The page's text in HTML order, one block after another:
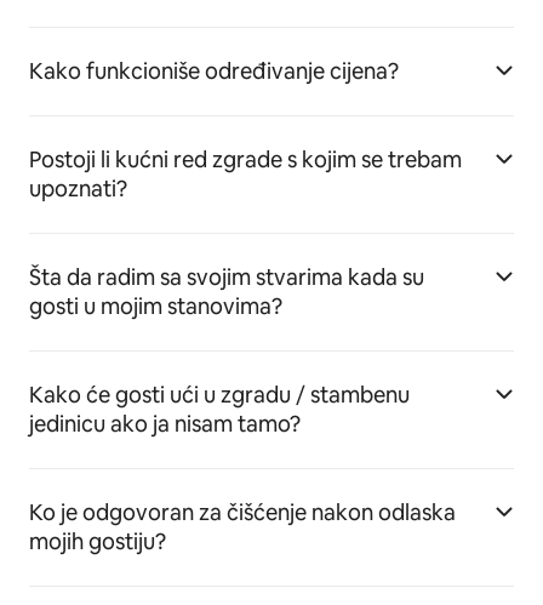
Kako funkcioniše određivanje cijena?
Postoji li kućni red zgrade s kojim se trebam
upoznati?
Šta da radim sa svojim stvarima kada su
gosti u mojim stanovima?
Kako će gosti ući u zgradu / stambenu
jedinicu ako ja nisam tamo?
Ko je odgovoran za čišćenje nakon odlaska
mojih gostiju?